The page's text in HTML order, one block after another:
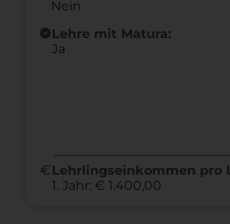
Nein
new_releasesLehre mit Matura:
Ja
euro Lehrlingseinkommen pro
1. Jahr: € 1.400,00